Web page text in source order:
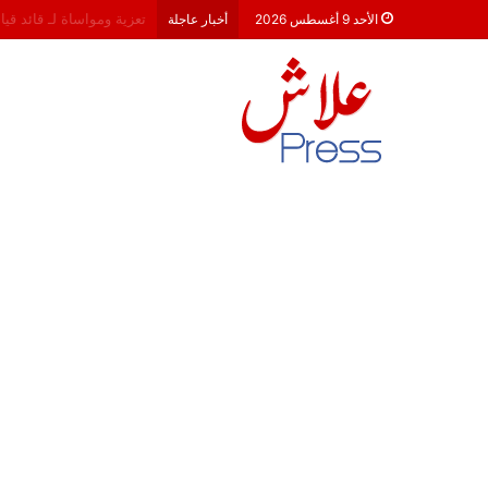
الأحد 9 أغسطس 2026 أخبار عاجلة هشام جناح: من تألق